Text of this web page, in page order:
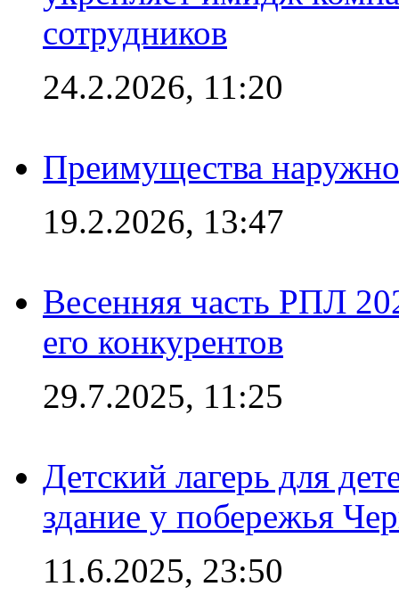
сотрудников
24.2.2026, 11:20
Преимущества
19.2.2026, 13:47
Весенняя часть РПЛ
его конкурентов
29.7.2025, 11:25
Детский лагерь для
здание у побережья
11.6.2025, 23:50